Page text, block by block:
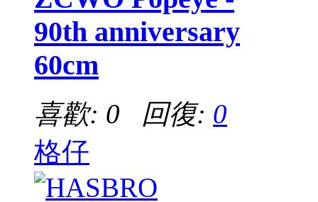
90th anniversary
60cm
喜歡: 0 回復: 0
格仔